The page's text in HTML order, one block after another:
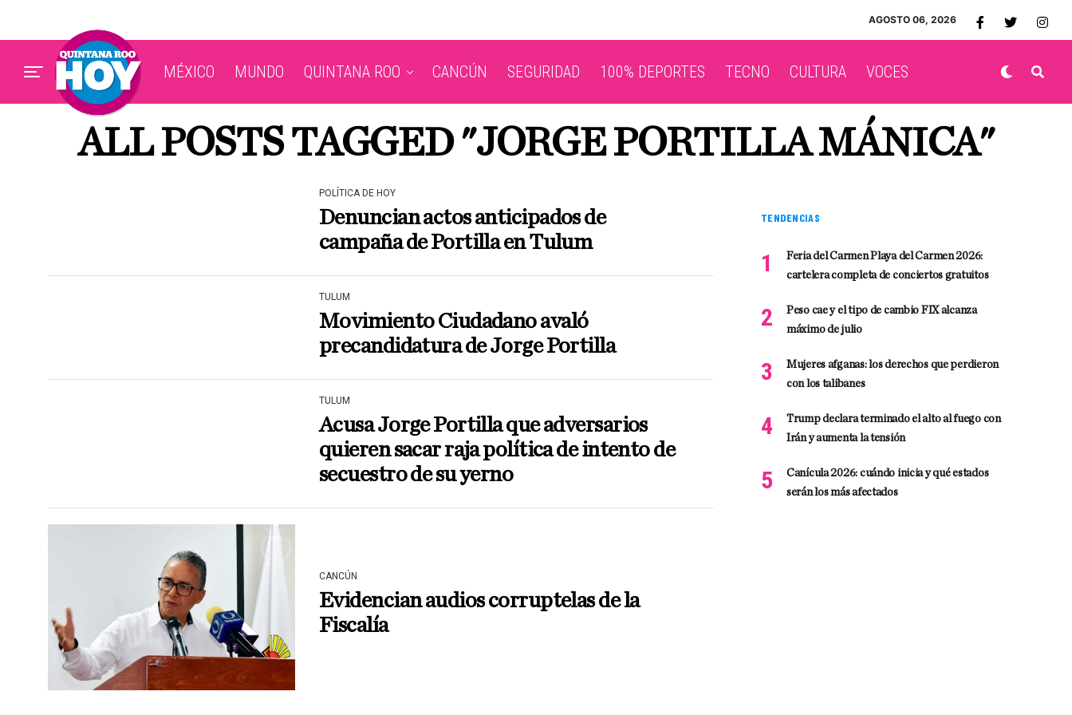
AGOSTO 06, 2026
MÉXICO MUNDO QUINTANA ROO CANCÚN SEGURIDAD 100% DEPORTES TECNO CULTURA VOCES
ALL POSTS TAGGED "JORGE PORTILLA MÁNICA"
POLÍTICA DE HOY
Denuncian actos anticipados de
campaña de Portilla en Tulum
TULUM
Movimiento Ciudadano avaló
precandidatura de Jorge Portilla
TULUM
Acusa Jorge Portilla que adversarios
quieren sacar raja política de intento de
secuestro de su yerno
CANCÚN
Evidencian audios corruptelas de la
Fiscalía
TENDENCIAS
Feria del Carmen Playa del Carmen 2026:
cartelera completa de conciertos gratuitos
Peso cae y el tipo de cambio FIX alcanza
máximo de julio
Mujeres afganas: los derechos que perdieron
con los talibanes
Trump declara terminado el alto al fuego con
Irán y aumenta la tensión
Canícula 2026: cuándo inicia y qué estados
serán los más afectados